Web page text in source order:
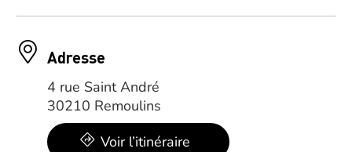
Adresse
4 rue Saint André
30210 Remoulins
Voir l’itinéraire